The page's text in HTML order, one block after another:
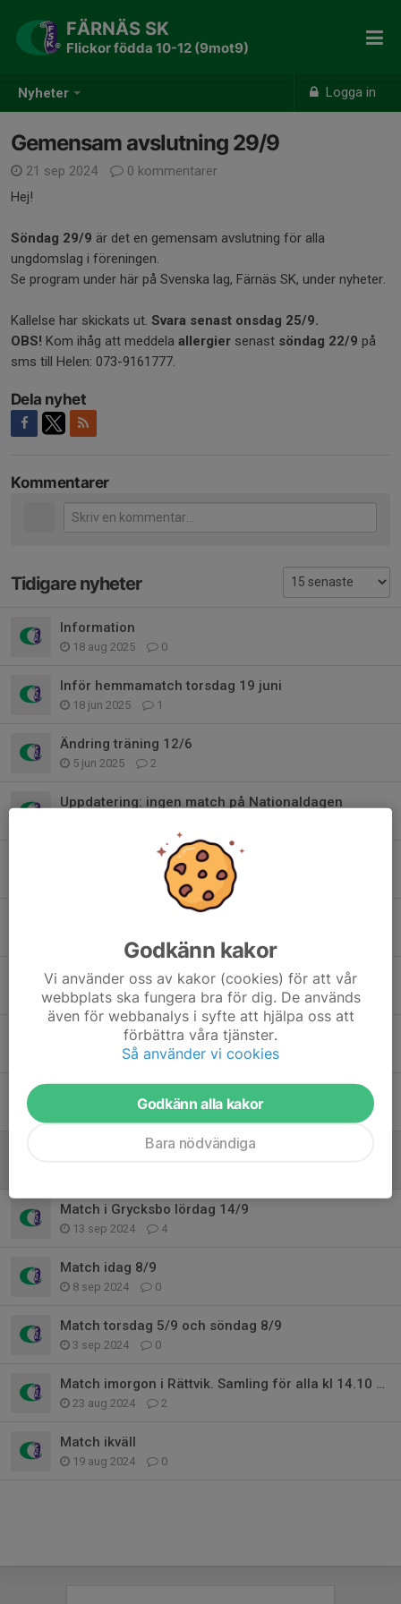
Nyheter Logga in
FÄRNÄS SK
Flickor födda 10-12 (9mot9)
Gemensam avslutning 29/9
21 sep 2024
0 kommentarer
Hej!
Söndag 29/9 är det en gemensam avslutning för alla
ungdomslag i föreningen.
Se program under här på Svenska lag, Färnäs SK, under nyheter.
Kallelse har skickats ut. Svara senast onsdag 25/9.
OBS! Kom ihåg att meddela allergier senast söndag 22/9 på
sms till Helen: 073-9161777.
Dela nyhet
Kommentarer
Tidigare nyheter
Information
18 aug 2025 0
Inför hemmamatch torsdag 19 juni
18 jun 2025 1
Ändring träning 12/6
5 jun 2025 2
Uppdatering: ingen match på Nationaldagen
Samåkning bortamatch Grycksbo
11
Arbetspass säsongen 2025
Klädbeställning
27 apr 2025 0
Träningsstart på Färnäs idrottsplats
27 apr 2025 0
0
Gemensam avslutning 29/9
Match i Grycksbo lördag 14/9
13 sep 2024 4
Match idag 8/9
8 sep 2024 0
Match torsdag 5/9 och söndag 8/9
3 sep 2024 0
Match imorgon i Rättvik. Samling för alla kl 14.10 vid Färnäs IP.
23 aug 2024 2
Match ikväll
19 aug 2024 0
Godkänn kakor
Vi använder oss av kakor (cookies) för att vår
webbplats ska fungera bra för dig. De används
även för webbanalys i syfte att hjälpa oss att
förbättra våra tjänster.
Så använder vi cookies
Godkänn alla kakor
Bara nödvändiga